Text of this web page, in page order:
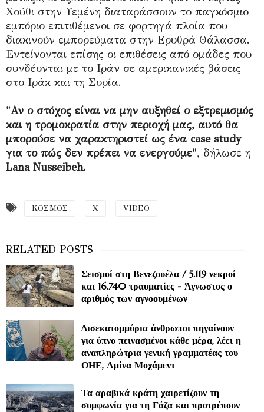
Χούθι στην Υεμένη διαταράσσουν το παγκόσμιο
εμπόριο επιτιθέμενοι σε φορτηγά πλοία που
διακινούν εμπορεύματα στην Ερυθρά Θάλασσα.
Εντείνονται επίσης οι επιθέσεις από ομάδες που
συνδέονται με το Ιράν σε αμερικανικές βάσεις
στο Ιράκ και τη Συρία.
"Αν ο στόχος είναι να μην αυξηθεί ο εξτρεμισμός
και η τρομοκρατία στην περιοχή μας, αυτό θα
μπορούσε να χαρακτηριστεί ως ένα case study
για το πώς δεν πρέπει να ενεργούμε", δήλωσε η
Lana Nusseibeh.
ΚΟΣΜΟΣ Χ VIDEO
Σεισμοί στη Βενεζουέλα / 5.119 νεκροί
και 16.740 τραυματίες - Άγνωστος ο
αριθμός των αγνοουμένων
Δισεκατομμύρια άνθρωποι πηγαίνουν
για ύπνο πεινασμένοι κάθε μέρα, λέει η
αναπληρώτρια γενική γραμματέας του
ΟΗΕ, Αμίνα Μοχάμεντ
Τα αραβικά κράτη χαιρετίζουν τη
συμφωνία για τη Γάζα και προτρέπουν